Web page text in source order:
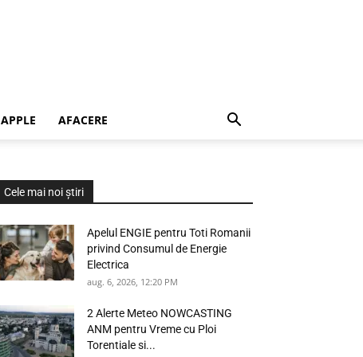
APPLE AFACERE
Cele mai noi știri
Apelul ENGIE pentru Toti Romanii
privind Consumul de Energie
Electrica
aug. 6, 2026, 12:20 PM
2 Alerte Meteo NOWCASTING
ANM pentru Vreme cu Ploi
Torentiale si...